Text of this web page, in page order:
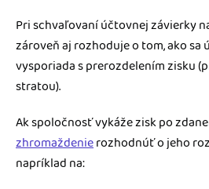
Pri schvaľovaní účtovnej závierky
zároveň aj rozhoduje o tom, ako sa
vysporiada s prerozdelením zisku
stratou).
Ak spoločnosť vykáže zisk po
zhromaždenierozhodnúť o jeho
napríklad na: